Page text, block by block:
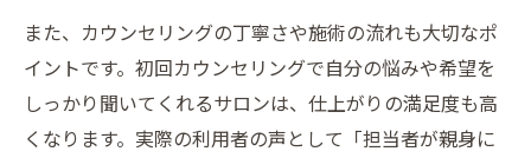
また、カウンセリングの丁寧さや施術の流れも大切なポ
イントです。初回カウンセリングで自分の悩みや希望を
しっかり聞いてくれるサロンは、仕上がりの満足度も高
くなります。実際の利用者の声として「担当者が親身に